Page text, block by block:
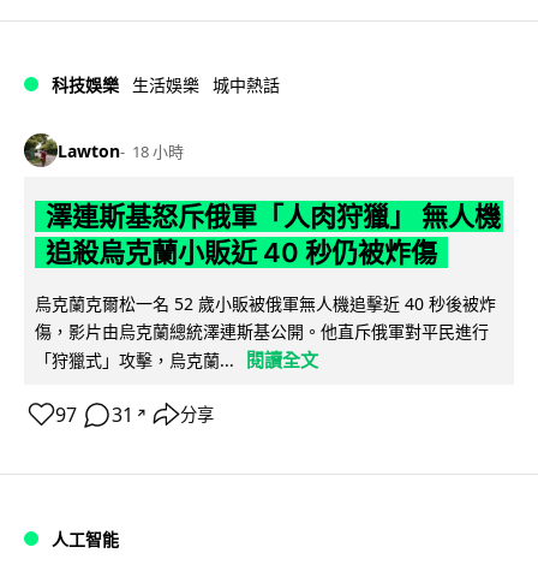
科技娛樂 生活娛樂 城中熱話
Lawton 18 小時
澤連斯基怒斥俄軍「人肉狩獵」 無人機
追殺烏克蘭小販近 40 秒仍被炸傷
烏克蘭克爾松一名 52 歲小販被俄軍無人機追擊近 40 秒後被炸
傷，影片由烏克蘭總統澤連斯基公開。他直斥俄軍對平民進行
「狩獵式」攻擊，烏克蘭...
閱讀全文
97 31 ↗ 分享
人工智能